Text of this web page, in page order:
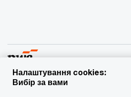
Налаштування cookies:
Вибір за вами